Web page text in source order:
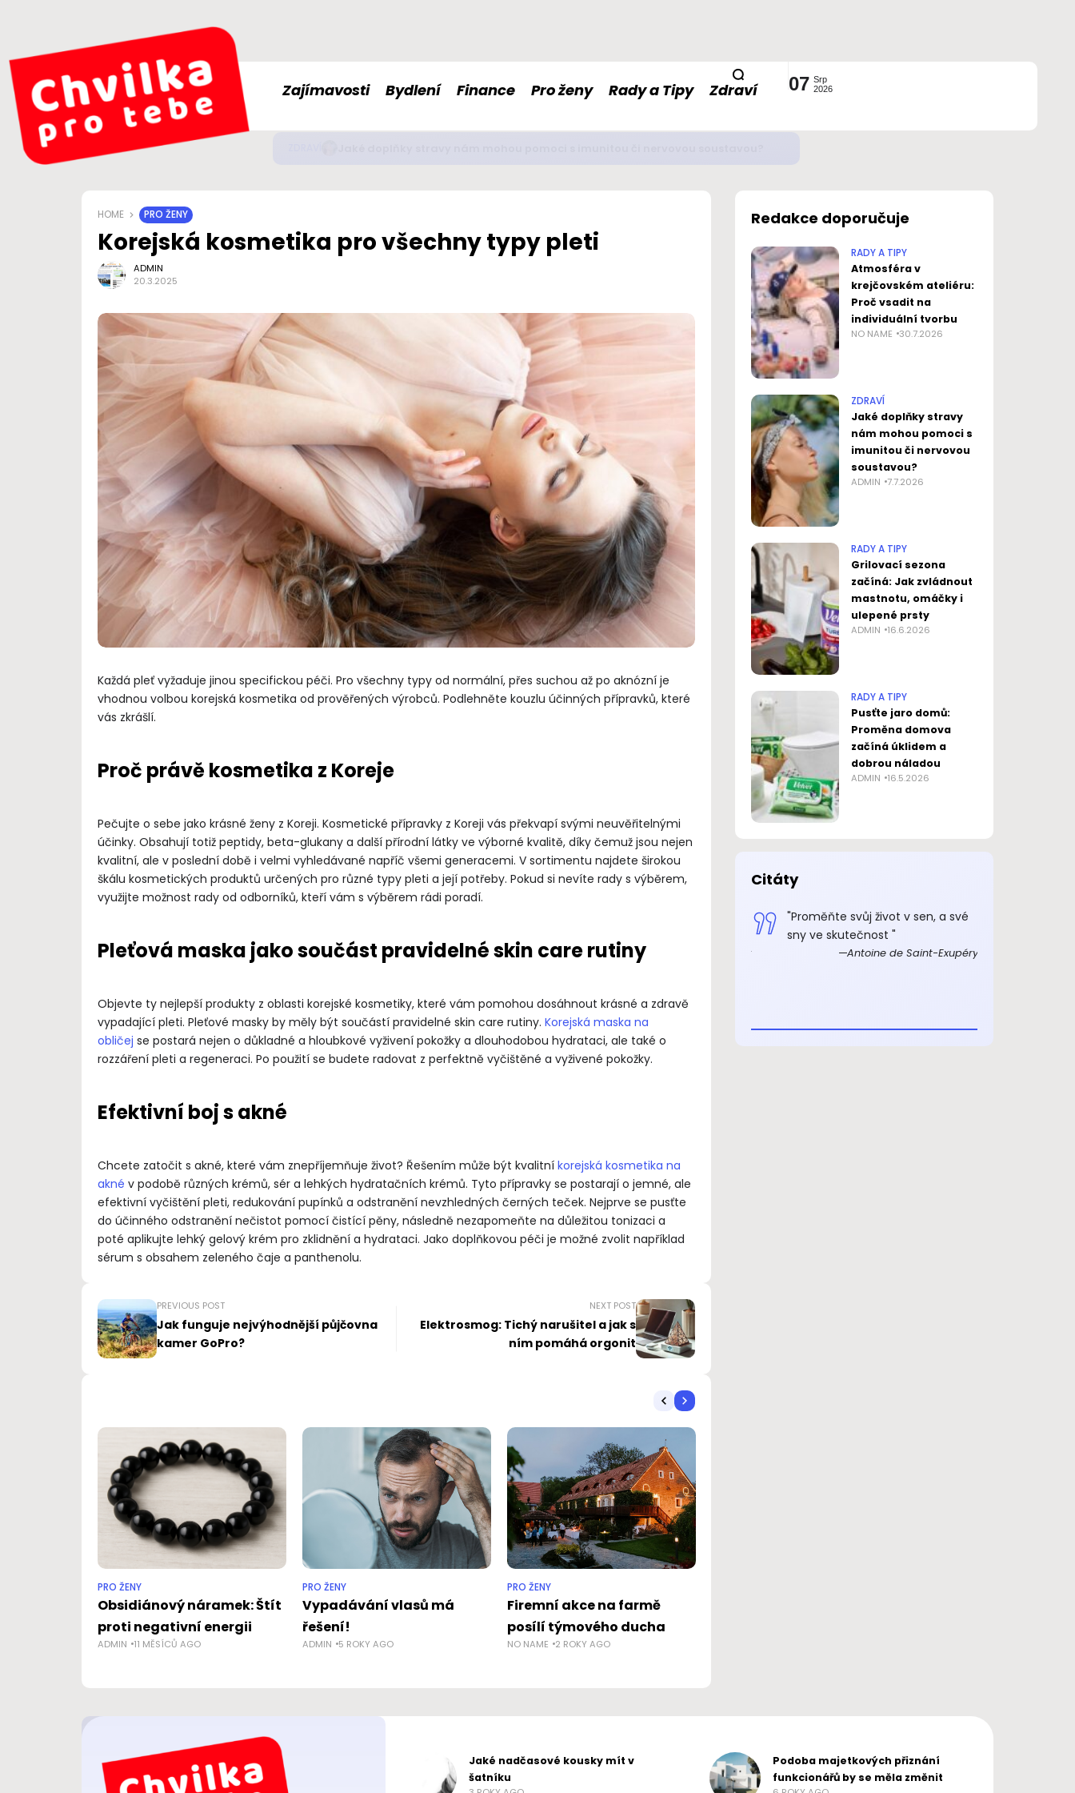
Zajímavosti Bydlení Finance Pro ženy Rady a Tipy Zdraví 07 Srp
2026
HOME PRO ŽENY
Korejská kosmetika pro všechny typy pleti
ADMIN
20.3.2025
Každá pleť vyžaduje jinou specifickou péči. Pro všechny typy od normální, přes suchou až po aknózní je
vhodnou volbou korejská kosmetika od prověřených výrobců. Podlehněte kouzlu účinných přípravků, které
vás zkrášlí.
Proč právě kosmetika z Koreje
Pečujte o sebe jako krásné ženy z Koreji. Kosmetické přípravky z Koreji vás překvapí svými neuvěřitelnými
účinky. Obsahují totiž peptidy, beta-glukany a další přírodní látky ve výborné kvalitě, díky čemuž jsou nejen
kvalitní, ale v poslední době i velmi vyhledávané napříč všemi generacemi. V sortimentu najdete širokou
škálu kosmetických produktů určených pro různé typy pleti a její potřeby. Pokud si nevíte rady s výběrem,
využijte možnost rady od odborníků, kteří vám s výběrem rádi poradí.
Pleťová maska jako součást pravidelné skin care rutiny
Objevte ty nejlepší produkty z oblasti korejské kosmetiky, které vám pomohou dosáhnout krásné a zdravě
vypadající pleti. Pleťové masky by měly být součástí pravidelné skin care rutiny. Korejská maska na
obličej se postará nejen o důkladné a hloubkové vyživení pokožky a dlouhodobou hydrataci, ale také o
rozzáření pleti a regeneraci. Po použití se budete radovat z perfektně vyčištěné a vyživené pokožky.
Efektivní boj s akné
Chcete zatočit s akné, které vám znepříjemňuje život? Řešením může být kvalitní korejská kosmetika na
akné v podobě různých krémů, sér a lehkých hydratačních krémů. Tyto přípravky se postarají o jemné, ale
efektivní vyčištění pleti, redukování pupínků a odstranění nevzhledných černých teček. Nejprve se pusťte
do účinného odstranění nečistot pomocí čistící pěny, následně nezapomeňte na důležitou tonizaci a
poté aplikujte lehký gelový krém pro zklidnění a hydrataci. Jako doplňkovou péči je možné zvolit například
sérum s obsahem zeleného čaje a panthenolu.
PREVIOUS POST
Jak funguje nejvýhodnější půjčovna
kamer GoPro?
NEXT POST
Elektrosmog: Tichý narušitel a jak s
ním pomáhá orgonit
PRO ŽENY
Obsidiánový náramek: Štít
proti negativní energii
ADMIN 11 MĚSÍCŮ AGO
PRO ŽENY
Vypadávání vlasů má
řešení!
ADMIN 5 ROKY AGO
PRO ŽENY
Firemní akce na farmě
posílí týmového ducha
NO NAME 2 ROKY AGO
Redakce doporučuje
RADY A TIPY
Atmosféra v
krejčovském ateliéru:
Proč vsadit na
individuální tvorbu
NO NAME 30.7.2026
ZDRAVÍ
Jaké doplňky stravy
nám mohou pomoci s
imunitou či nervovou
soustavou?
ADMIN 7.7.2026
RADY A TIPY
Grilovací sezona
začíná: Jak zvládnout
mastnotu, omáčky i
ulepené prsty
ADMIN 16.6.2026
RADY A TIPY
Pusťte jaro domů:
Proměna domova
začíná úklidem a
dobrou náladou
ADMIN 16.5.2026
Citáty
Antoine de Saint-Exupéry
"Proměňte svůj život v sen, a své
sny ve skutečnost "
Antoine de Saint-Exupéry
Jaké nadčasové kousky mít v
šatníku
Podoba majetkových přiznání
funkcionářů by se měla změnit